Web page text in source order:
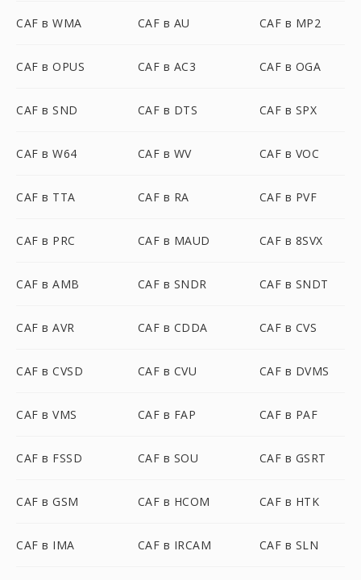
CAF в WMA CAF в AU CAF в MP2
CAF в OPUS CAF в AC3 CAF в OGA
CAF в SND CAF в DTS CAF в SPX
CAF в W64 CAF в WV CAF в VOC
CAF в TTA CAF в RA CAF в PVF
CAF в PRC CAF в MAUD CAF в 8SVX
CAF в AMB CAF в SNDR CAF в SNDT
CAF в AVR CAF в CDDA CAF в CVS
CAF в CVSD CAF в CVU CAF в DVMS
CAF в VMS CAF в FAP CAF в PAF
CAF в FSSD CAF в SOU CAF в GSRT
CAF в GSM CAF в HCOM CAF в HTK
CAF в IMA CAF в IRCAM CAF в SLN